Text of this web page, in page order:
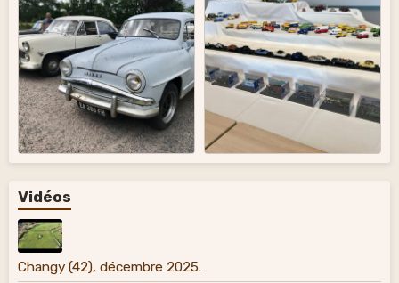
Vidéos
Changy (42), décembre 2025.